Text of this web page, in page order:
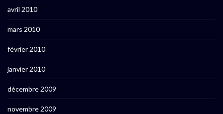
avril 2010
mars 2010
février 2010
janvier 2010
décembre 2009
novembre 2009